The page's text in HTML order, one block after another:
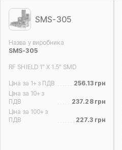
SMS-305
Назва у виробника
SMS-305
RF SHIELD 1" X 1.5" SMD
Ціна за 1+ з ПДВ
256.13 грн
Ціна за 10+ з
ПДВ
237.28 грн
Ціна за 100+ з
ПДВ
227.3 грн